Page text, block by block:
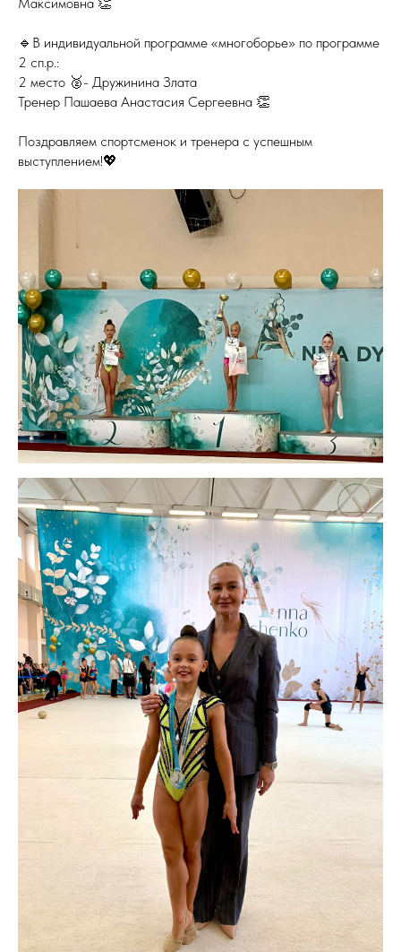
🔹В индивидуальной программе «многоборье» по программе
2 сп.р.:
2 место 🥈- Дружинина Злата
Тренер Пашаева Анастасия Сергеевна 👏
Поздравляем спортсменок и тренера с успешным
выступлением!💖